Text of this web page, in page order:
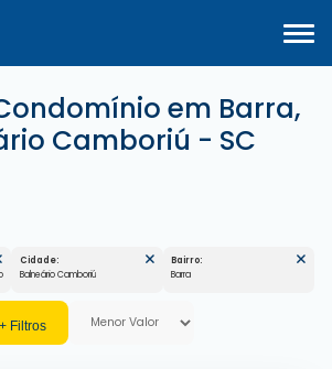
em Barra,
Camboriú - SC
Balneário Camboriú